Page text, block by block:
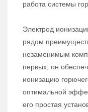
работа системы
Электрод
рядом
незаменимым
первых, он
ионизацию
оптимальной
его простая